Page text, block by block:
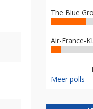
The Blue
Air-France-
Meer polls